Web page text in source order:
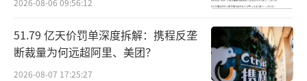
阵以“乐刻健身”和“FEELINGME乐刻私教
馆”两大品牌为核心，并拓展出面向新兴市场
的“闪电熊猫健身”、体能社区“FitTribe飞踹
2026-08-06 09:56:12
51.79 亿天价罚单深度拆解：携程反垄
断裁量为何远超阿里、美团？
2026-08-07 17:25:27